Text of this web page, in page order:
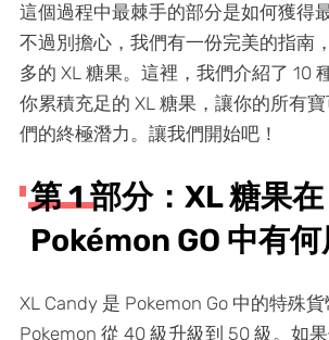
這個過程中最棘手的部分是如何獲得
不過別擔心，我們有一份完美的指南
多的 XL 糖果。這裡，我們介紹了 10
你累積充足的 XL 糖果，讓你的所有
們的終極潛力。讓我們開始吧！
第 1 部分：XL 糖果在
Pokémon GO 中有何
XL Candy 是 Pokemon Go 中的特殊
Pokemon 從 40 級升級到 50 級。如